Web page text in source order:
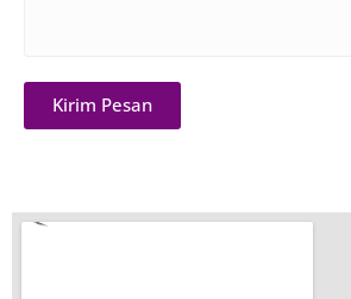
Kirim Pesan